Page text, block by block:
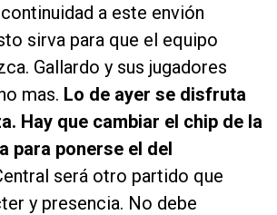
a este envión
sirva para que el equipo
Gallardo y sus jugadores
mas. Lo de ayer se disfruta
Hay que cambiar el chip de la
para ponerse el del
será otro partido que
y presencia. No debe